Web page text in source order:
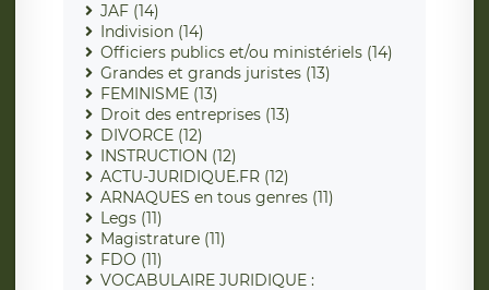
JAF (14)
Indivision (14)
Officiers publics et/ou ministériels (14)
Grandes et grands juristes (13)
FEMINISME (13)
Droit des entreprises (13)
DIVORCE (12)
INSTRUCTION (12)
ACTU-JURIDIQUE.FR (12)
ARNAQUES en tous genres (11)
Legs (11)
Magistrature (11)
FDO (11)
VOCABULAIRE JURIDIQUE :